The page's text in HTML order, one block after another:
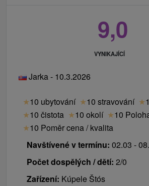
9,0
VYNIKAJÍCÍ
Jarka - 10.3.2026
★10 ubytování ★10 stravování ★
★10 čistota ★10 okolí ★10
★10 Poměr cena / kvalita
Navštívené v termínu: 02.03 -
Počet dospělých / dětí: 2/0
Zařízení: Kúpele Štós